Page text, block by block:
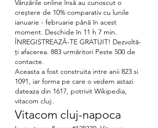
Vânzările online însă au cunoscut o
creștere de 10% comparativ cu lunile
ianuarie - februarie până în acest
moment. Deschide în 11 h 7 min.
ÎNREGISTREAZĂ-TE GRATUIT! Dezvoltă-
ți afacerea. 883 urmăritori Peste 500 de
contacte.
Aceasta a fost construita intre anii 823 si
1091, iar forma pe care o vedem astazi
dateaza din 1617, potrivit Wikipedia,
vitacom cluj:.
Vitacom cluj-napoca